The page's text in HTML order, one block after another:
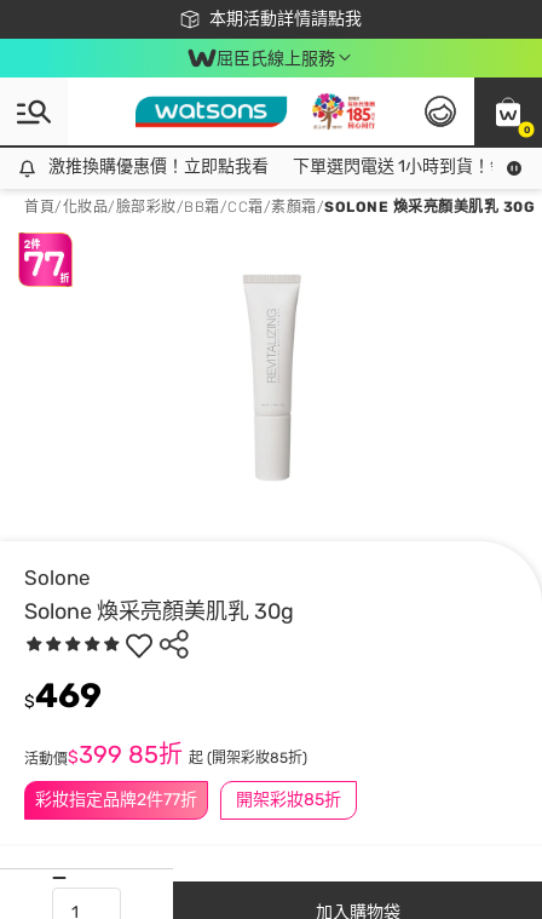
本期活動詳情請點我
下載app最高回饋$350
屈臣氏線上服務
0
激推換購優惠價！立即點我看
激推換購優惠價！立即點我看 下單選閃電送 1小時到貨！領神
首頁/化妝品/臉部彩妝/BB霜/CC霜/素顏霜/SOLONE 煥采亮顏美肌乳 30G
Solone
Solone 煥采亮顏美肌乳 30g
彩妝指定品牌2件77折 開架彩妝85折
$469
活動價$399 85折 起 (開架彩妝85折)
加入購物袋